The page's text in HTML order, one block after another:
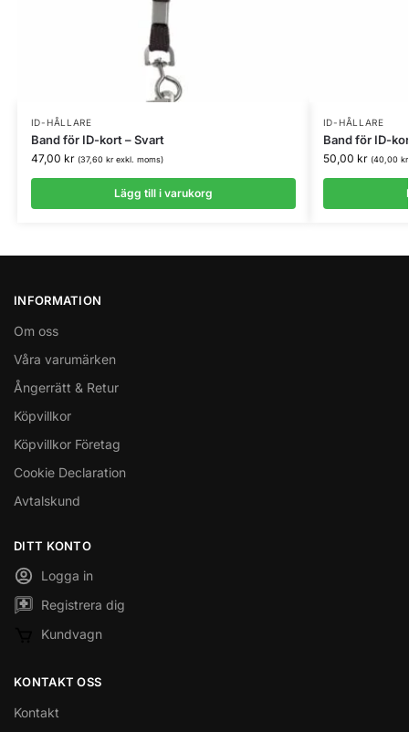
ID-HÅLLARE
Band för ID-kort – Svart
47,00 kr (37,60 krexkl. moms)
Lägg till i varukorg
ID-HÅLLARE
Band för ID-
50,00 kr (40,00 kr
INFORMATION
Om oss
Våra varumärken
Ångerrätt & Retur
Köpvillkor
Köpvillkor Företag
Cookie Declaration
Avtalskund
DITT KONTO
Logga in
Registrera dig
Kundvagn
KONTAKT OSS
Kontakt